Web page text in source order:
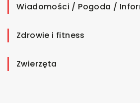
Wiadomości / Pogoda /
Zdrowie i fitness
Zwierzęta